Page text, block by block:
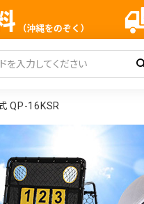
QP-16KSR